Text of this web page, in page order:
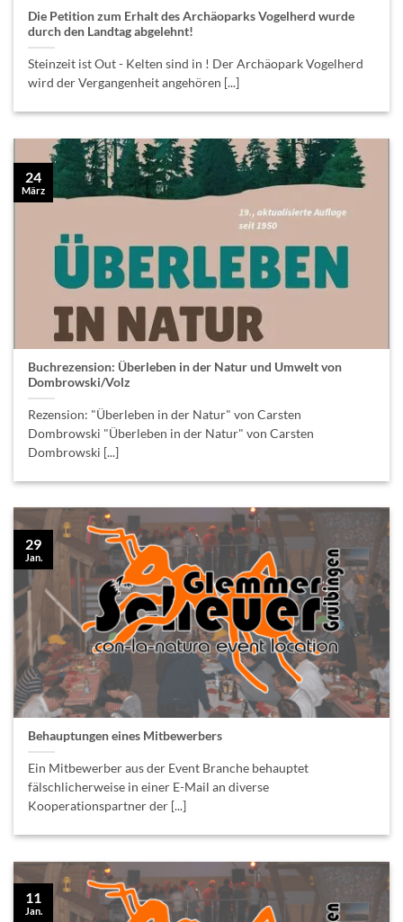
Die Petition zum Erhalt des Archäoparks Vogelherd wurde
durch den Landtag abgelehnt!
Steinzeit ist Out - Kelten sind in ! Der Archäopark Vogelherd
wird der Vergangenheit angehören [...]
Buchrezension: Überleben in der Natur und Umwelt von
Dombrowski/Volz
Rezension: "Überleben in der Natur" von Carsten
Dombrowski "Überleben in der Natur" von Carsten
Dombrowski [...]
24
März
Behauptungen eines Mitbewerbers
Ein Mitbewerber aus der Event Branche behauptet
fälschlicherweise in einer E-Mail an diverse
Kooperationspartner der [...]
29
Jan.
11
Jan.